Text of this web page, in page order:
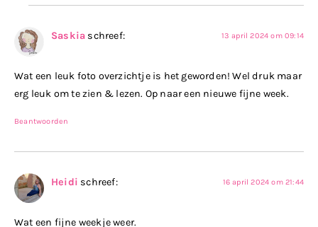
Saskia schreef: 13 april 2024 om 09:14
Wat een leuk foto overzichtje is het geworden! Wel druk maar
erg leuk om te zien & lezen. Op naar een nieuwe fijne week.
Beantwoorden
Heidi schreef: 16 april 2024 om 21:44
Wat een fijne weekje weer.